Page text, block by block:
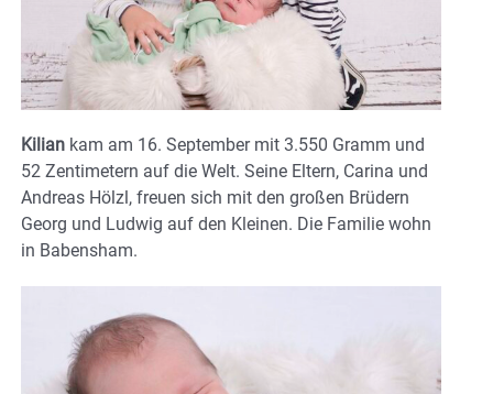
Kilian kam am 16. September mit 3.550 Gramm und
52 Zentimetern auf die Welt. Seine Eltern, Carina und
Andreas Hölzl, freuen sich mit den großen Brüdern
Georg und Ludwig auf den Kleinen. Die Familie wohn
in Babensham.